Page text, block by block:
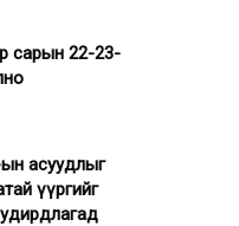
сарын 22-23-
ын асуудлыг
үүргийг